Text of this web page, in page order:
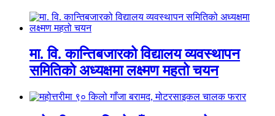
मा. वि. कान्तिबजारको विद्यालय व्यवस्थापन
समितिको अध्यक्षमा लक्ष्मण महतो चयन